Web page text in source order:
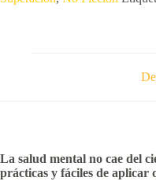
La salud mental no cae del
prácticas y fáciles de